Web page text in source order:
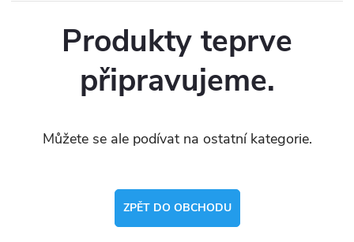
Produkty teprve
připravujeme.
Můžete se ale podívat na ostatní kategorie.
ZPĚT DO OBCHODU